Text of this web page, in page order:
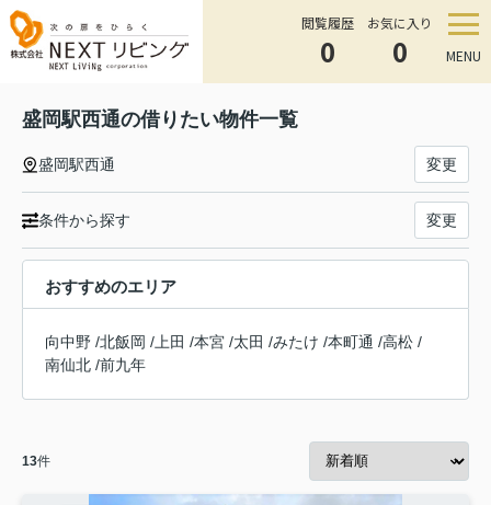
閲覧履歴
0
お気に入り
0 MENU
盛岡駅西通の借りたい物件一覧
盛岡駅西通 変更
条件から探す 変更
おすすめのエリア
向中野 /北飯岡 / 上田 /本宮 /太田 /みたけ /本町通 /高松 /
南仙北 /前九年
13件